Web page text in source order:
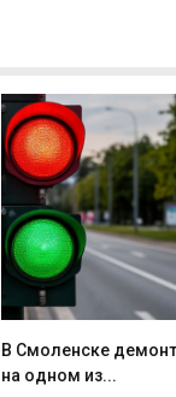
В Смоленске
на одном из...